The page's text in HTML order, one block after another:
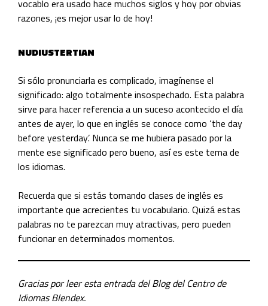
vocablo era usado hace muchos siglos y hoy por obvias
razones, ¡es mejor usar lo de hoy!
NUDIUSTERTIAN
Si sólo pronunciarla es complicado, imagínense el
significado: algo totalmente insospechado. Esta palabra
sirve para hacer referencia a un suceso acontecido el día
antes de ayer, lo que en inglés se conoce como ‘the day
before yesterday’. Nunca se me hubiera pasado por la
mente ese significado pero bueno, así es este tema de
los idiomas.
Recuerda que si estás tomando clases de inglés es
importante que acrecientes tu vocabulario. Quizá estas
palabras no te parezcan muy atractivas, pero pueden
funcionar en determinados momentos.
Gracias por leer esta entrada del Blog del Centro de
Idiomas Blendex.